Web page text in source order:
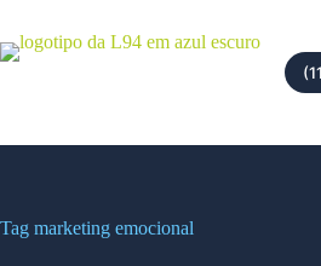
Tag marketing emocional